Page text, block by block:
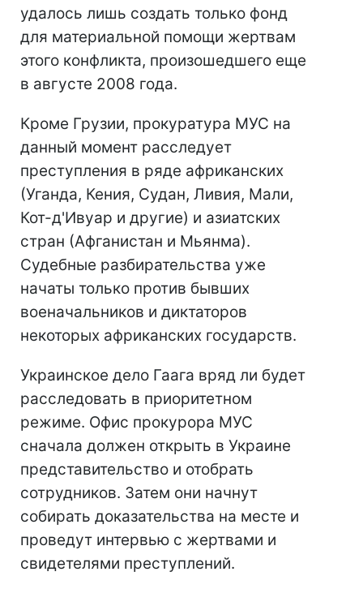
удалось лишь создать только фонд
для материальной помощи жертвам
этого конфликта, произошедшего еще
в августе 2008 года.
Кроме Грузии, прокуратура МУС на
данный момент расследует
преступления в ряде африканских
(Уганда, Кения, Судан, Ливия, Мали,
Кот-д'Ивуар и другие) и азиатских
стран (Афганистан и Мьянма).
Судебные разбирательства уже
начаты только против бывших
военачальников и диктаторов
некоторых африканских государств.
Украинское дело Гаага вряд ли будет
расследовать в приоритетном
режиме. Офис прокурора МУС
сначала должен открыть в Украине
представительство и отобрать
сотрудников. Затем они начнут
собирать доказательства на месте и
проведут интервью с жертвами и
свидетелями преступлений.